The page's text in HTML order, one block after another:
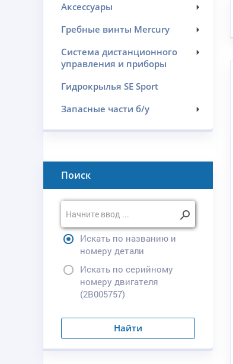
Аксессуары
Гребные винты Mercury
Система дистанционного
управления и приборы
Гидрокрылья SE Sport
Запасные части б/у
Поиск
Искать по названию и
номеру детали
Искать по серийному
номеру двигателя
(2B005757)
Найти